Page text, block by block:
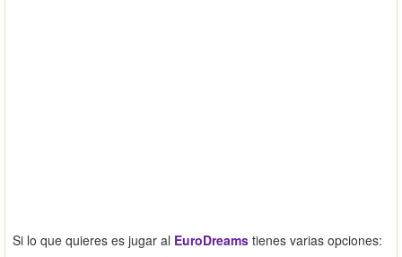
Si lo que quieres es jugar al EuroDreams tienes varias opciones: